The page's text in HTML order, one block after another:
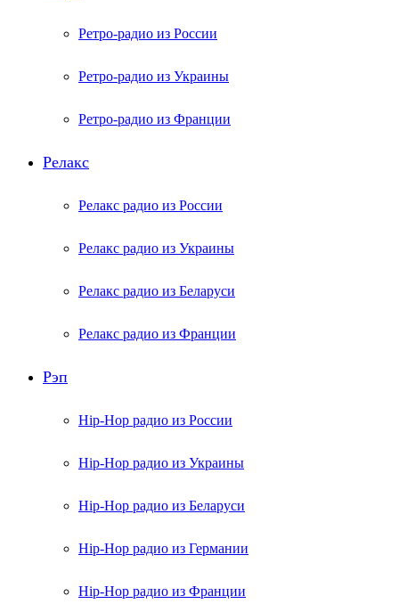
Ретро-радио из России
Ретро-радио из Украины
Ретро-радио из Франции
Релакс
Релакс радио из России
Релакс радио из Украины
Релакс радио из Беларуси
Релакс радио из Франции
Рэп
Hip-Hop радио из России
Hip-Hop радио из Украины
Hip-Hop радио из Беларуси
Hip-Hop радио из Германии
Hip-Hop радио из Франции